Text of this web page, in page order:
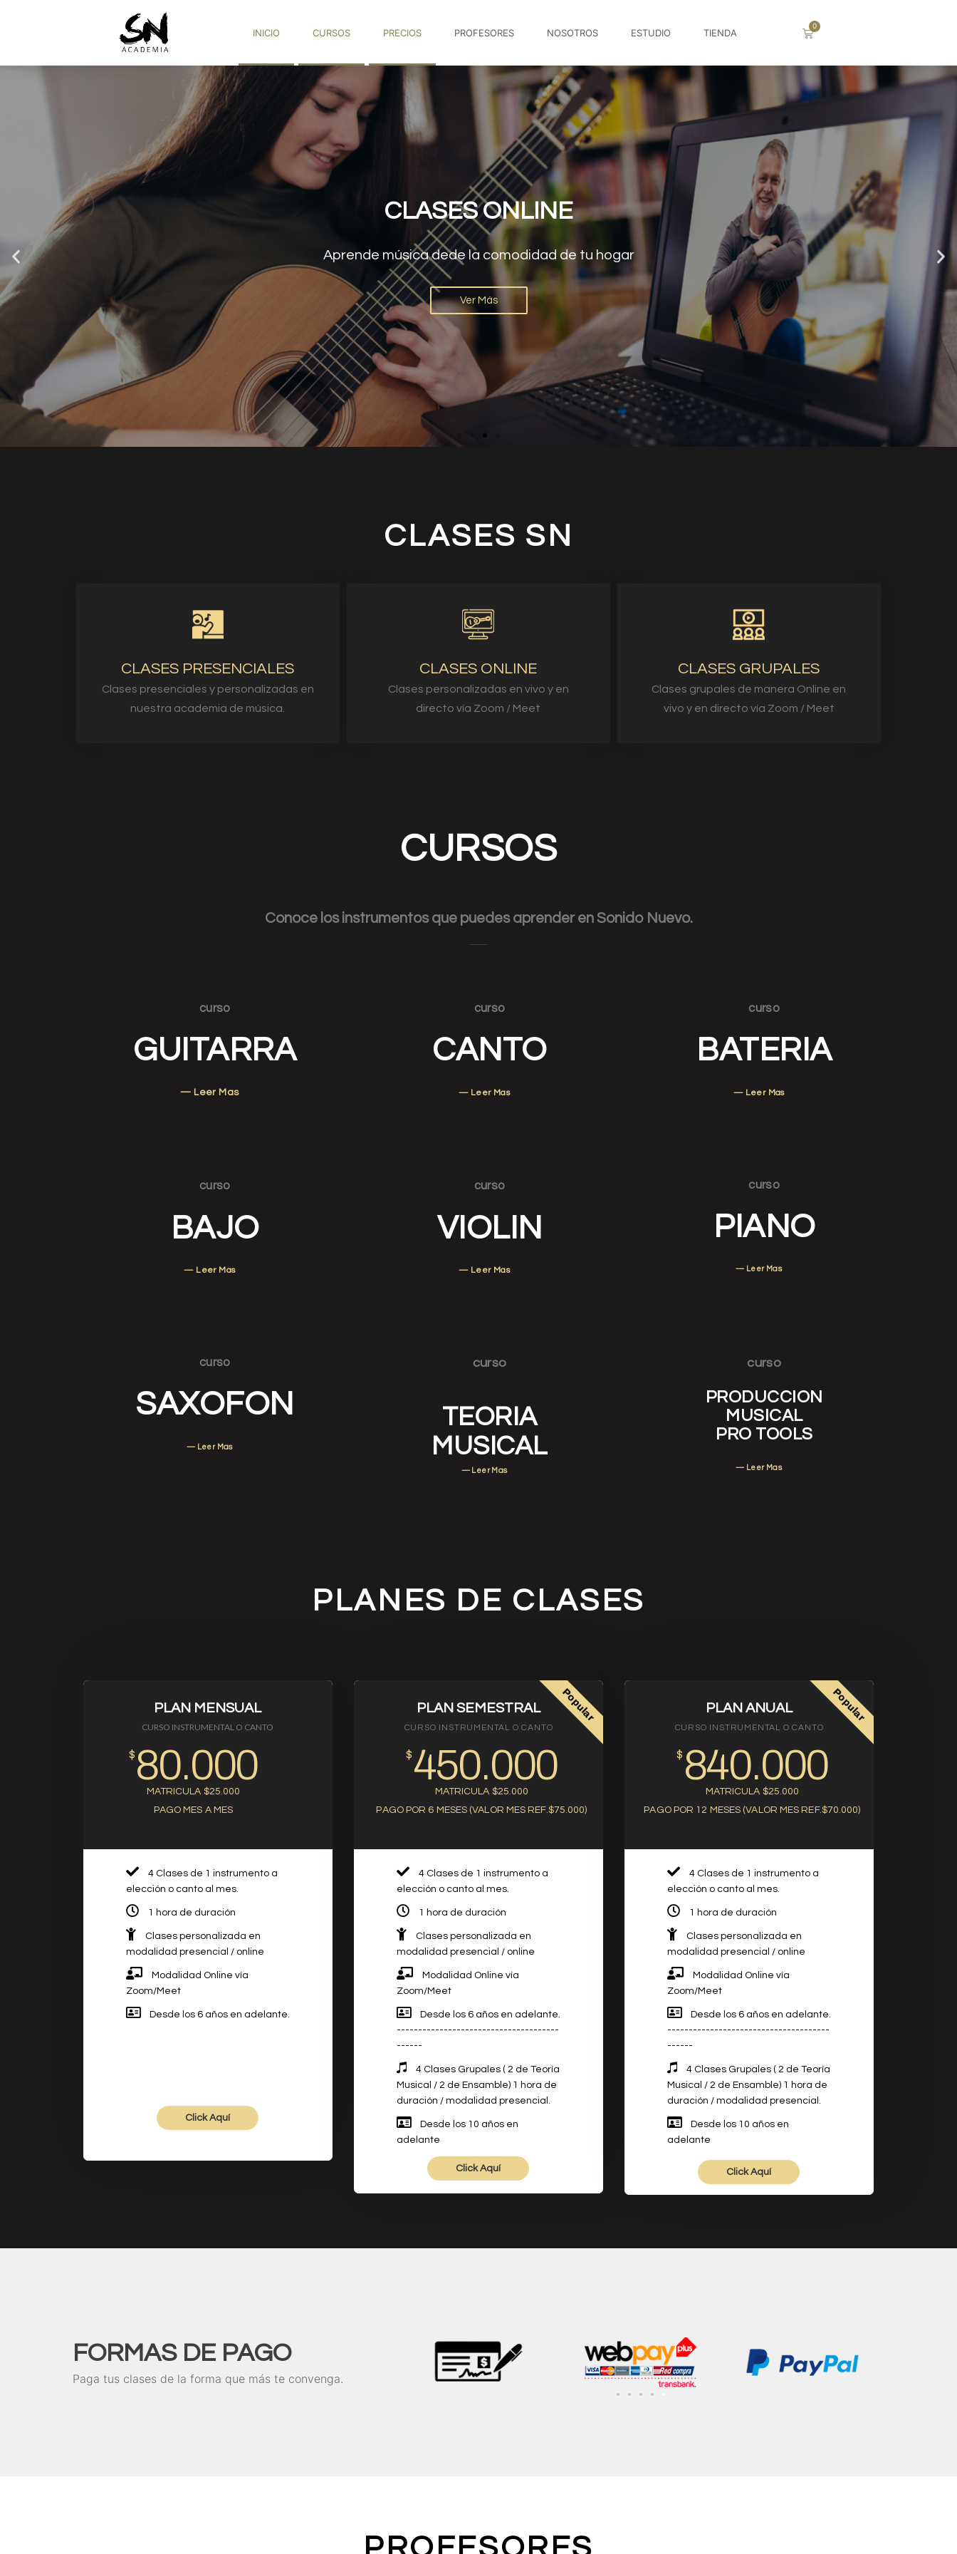
INICIO CURSOS PRECIOS PROFESORES NOSOTROS ESTUDIO TIENDA
CURSO PRODUCCIÓN MUSICAL
PRO TOOLS
Ver Más
CLASES SN
CLASES PRESENCIALES
Clases presenciales y personalizadas en
nuestra academia de música.
CLASES ONLINE
Clases personalizadas en vivo y en
directo vía Zoom / Meet
CLASES GRUPALES
Clases grupales de manera Online en
vivo y en directo vía Zoom / Meet
CURSOS
Conoce los instrumentos que puedes aprender en Sonido Nuevo.
curso
GUITARRA
— Leer Mas
curso
CANTO
— Leer Mas
curso
BATERIA
— Leer Mas
curso
BAJO
— Leer Mas
curso
VIOLIN
— Leer Mas
curso
PIANO
— Leer Mas
curso
SAXOFON
— Leer Mas
curso
TEORIA
MUSICAL
— Leer Mas
curso
PRODUCCION
MUSICAL
PRO TOOLS
— Leer Mas
PLANES DE CLASES
PLAN MENSUAL
CURSO INSTRUMENTAL O CANTO
$ 80.000
MATRICULA $25.000
PAGO MES A MES
4 Clases de 1 instrumento a
elección o canto al mes.
1 hora de duración
Clases personalizada en
modalidad presencial / online
Modalidad Online vía
Zoom/Meet
Desde los 6 años en adelante.
Click Aquí
PLAN SEMESTRAL
CURSO INSTRUMENTAL O CANTO
$ 450.000
MATRICULA $25.000
PAGO POR 6 MESES (VALOR MES REF.$75.000)
4 Clases de 1 instrumento a
elección o canto al mes.
1 hora de duración
Clases personalizada en
modalidad presencial / online
Modalidad Online vía
Zoom/Meet
Desde los 6 años en adelante.
--------------------------------------
------
4 Clases Grupales ( 2 de Teoría
Musical / 2 de Ensamble) 1 hora de
duración / modalidad presencial.
Desde los 10 años en
adelante
Click Aquí
Popular PLAN ANUAL
CURSO INSTRUMENTAL O CANTO
$ 840.000
MATRICULA $25.000
PAGO POR 12 MESES (VALOR MES REF.$70.000)
4 Clases de 1 instrumento a
elección o canto al mes.
1 hora de duración
Clases personalizada en
modalidad presencial / online
Modalidad Online vía
Zoom/Meet
Desde los 6 años en adelante.
--------------------------------------
------
4 Clases Grupales ( 2 de Teoría
Musical / 2 de Ensamble) 1 hora de
duración / modalidad presencial.
Desde los 10 años en
adelante
Click Aquí
Popular
FORMAS DE PAGO
Paga tus clases de la forma que más te convenga.